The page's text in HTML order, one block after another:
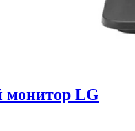
монитор LG